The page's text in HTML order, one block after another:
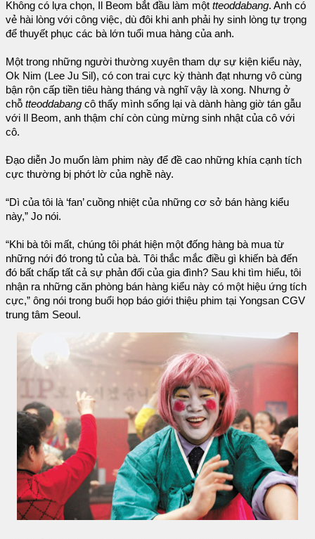
Không có lựa chọn, Il Beom bắt đầu làm một tteoddabang. Anh có
vẻ hài lòng với công việc, dù đôi khi anh phải hy sinh lòng tự trọng
để thuyết phục các bà lớn tuổi mua hàng của anh.
Một trong những người thường xuyên tham dự sự kiện kiểu này,
Ok Nim (Lee Ju Sil), có con trai cực kỳ thành đạt nhưng vô cùng
bận rộn cấp tiền tiêu hàng tháng và nghĩ vậy là xong. Nhưng ở
chỗ tteoddabang cô thấy mình sống lại và dành hàng giờ tán gẫu
với Il Beom, anh thậm chí còn cùng mừng sinh nhật của cô với
cô.
Đạo diễn Jo muốn làm phim này để đề cao những khía cạnh tích
cực thường bị phớt lờ của nghề này.
“Dì của tôi là ‘fan’ cuồng nhiệt của những cơ sở bán hàng kiểu
này,” Jo nói.
“Khi bà tôi mất, chúng tôi phát hiện một đống hàng bà mua từ
những nới đó trong tủ của bà. Tôi thắc mắc điều gì khiến bà đến
đó bất chấp tất cả sự phản đối của gia đình? Sau khi tìm hiểu, tôi
nhận ra những căn phòng bán hàng kiểu này có một hiệu ứng tích
cực,” ông nói trong buổi họp báo giới thiệu phim tại Yongsan CGV
trung tâm Seoul.